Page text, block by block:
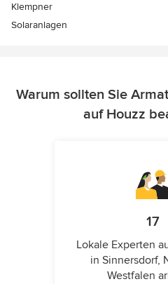
Klempner
Solaranlagen
Warum sollten Sie
auf Houzz
17
Lokale Experten
in Sinnersdorf,
Westfalen